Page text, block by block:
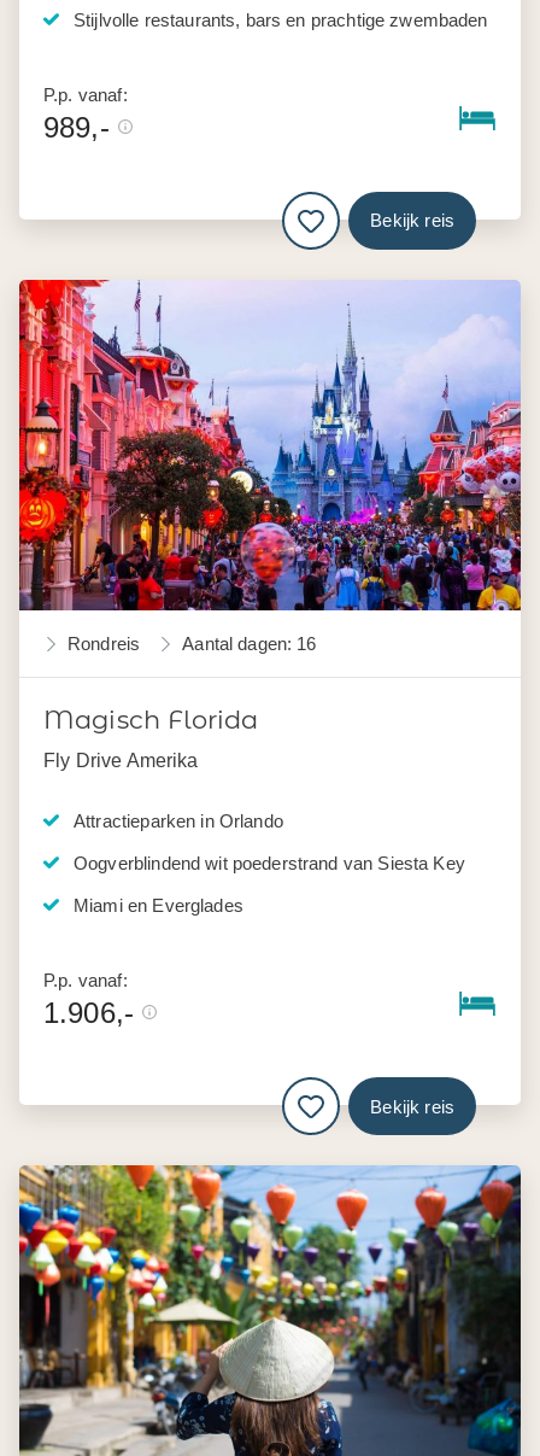
Stijlvolle restaurants, bars en prachtige zwembaden
P.p. vanaf:
989,-
Bekijk reis
Rondreis Aantal dagen: 16
Magisch Florida
Fly Drive Amerika
Attractieparken in Orlando
Oogverblindend wit poederstrand van Siesta Key
Miami en Everglades
P.p. vanaf:
1.906,-
Bekijk reis